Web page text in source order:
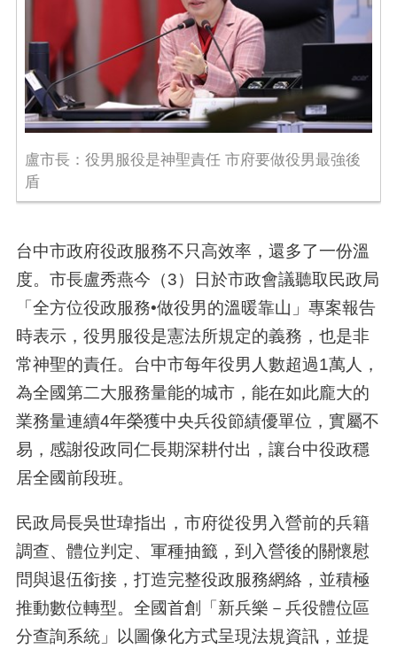
盧市長：役男服役是神聖責任 市府要做役男最強後
盾
台中市政府役政服務不只高效率，還多了一份溫
度。市長盧秀燕今（3）日於市政會議聽取民政局
「全方位役政服務•做役男的溫暖靠山」專案報告
時表示，役男服役是憲法所規定的義務，也是非
常神聖的責任。台中市每年役男人數超過1萬人，
為全國第二大服務量能的城市，能在如此龐大的
業務量連續4年榮獲中央兵役節績優單位，實屬不
易，感謝役政同仁長期深耕付出，讓台中役政穩
居全國前段班。
民政局長吳世瑋指出，市府從役男入營前的兵籍
調查、體位判定、軍種抽籤，到入營後的關懷慰
問與退伍銜接，打造完整役政服務網絡，並積極
推動數位轉型。全國首創「新兵樂－兵役體位區
分查詢系統」以圖像化方式呈現法規資訊，並提